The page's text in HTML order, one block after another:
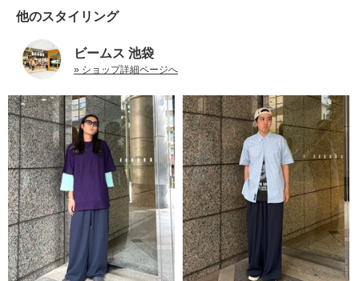
他のスタイリング
ビームス 池袋
» ショップ詳細ページへ